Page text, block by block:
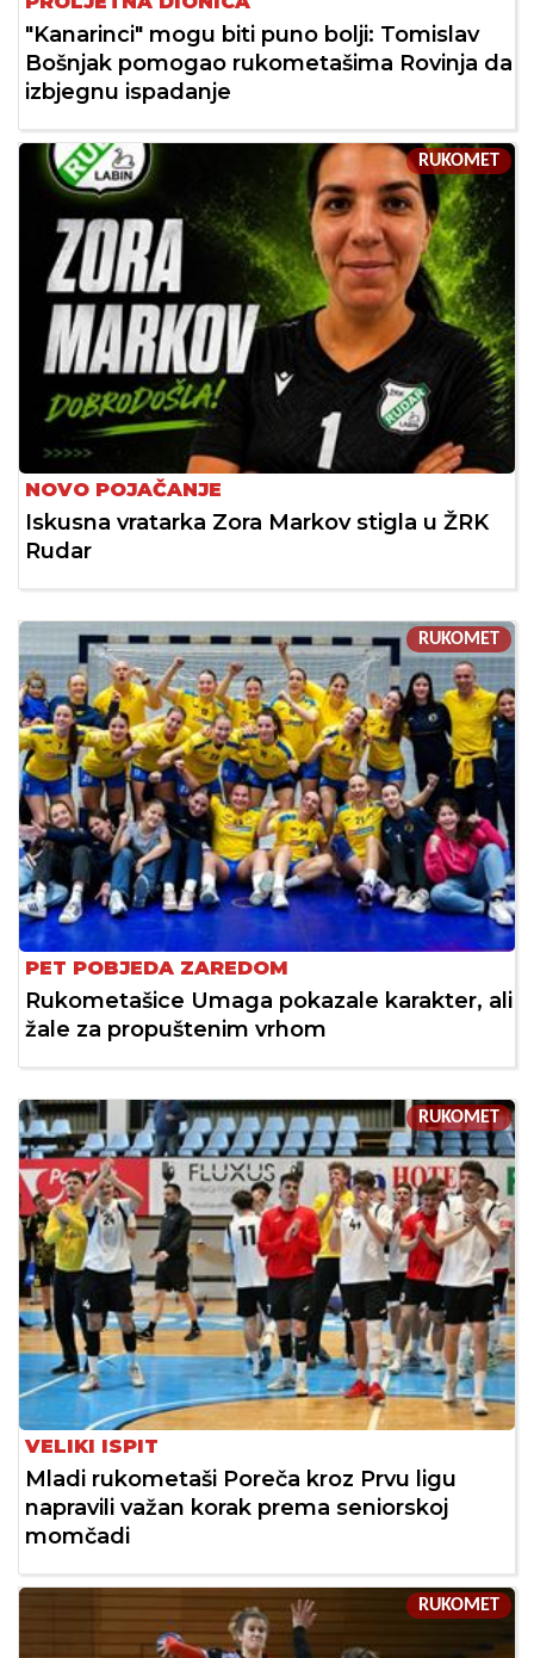
"Kanarinci" mogu biti puno bolji: Tomislav
Bošnjak pomogao rukometašima Rovinja da
izbjegnu ispadanje
RUKOMET
NOVO POJAČANJE
Iskusna vratarka Zora Markov stigla u ŽRK
Rudar
RUKOMET
PET POBJEDA ZAREDOM
Rukometašice Umaga pokazale karakter, ali
žale za propuštenim vrhom
RUKOMET
VELIKI ISPIT
Mladi rukometaši Poreča kroz Prvu ligu
napravili važan korak prema seniorskoj
momčadi
RUKOMET